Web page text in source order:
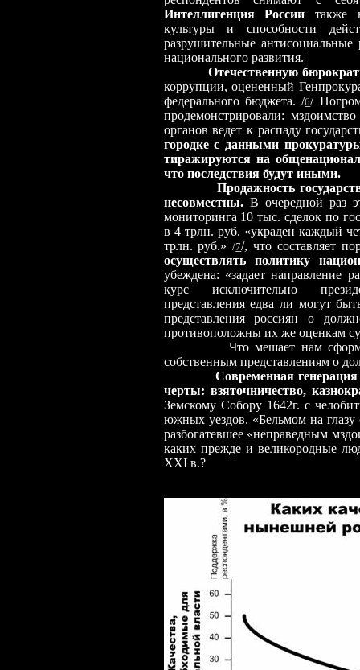
Интеллигенция России также
культуры и способности
разрушительные
национального развития.
Отечественную
коррупции, оцененный
федерального бюджета. /6/
продемонстрировали:
органов ведет к распаду
городке с данными
тиражируются на
что последствия будут иными.
Продажность
несовместны.В очередной раз
мониторинга 10 тыс. сделок по
в 4 трлн. руб. «украден каждый
трлн. руб.»/7/, что составляет
осуществлять политику
убеждена: «задает направление
курс исключительно
представления едва ли могут
представления россиян о
противоположны их же оценкам
Что мешает нам
собственным представлениям о
Современная
черты: взяточничество,
Земскому Собору 1642г. с
южных уездов. «Бельмом на глазу
разбогатевшее «неправедным
каких прежде и великородные
XXI в.?